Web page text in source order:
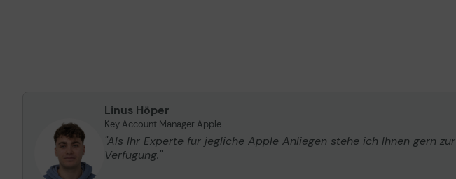
Linus Höper
Key Account Manager Apple
"Als Ihr Experte für jegliche Apple Anliegen stehe ich Ihnen gern zur
Verfügung."